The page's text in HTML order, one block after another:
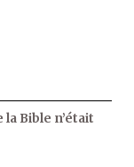
la Bible n’était